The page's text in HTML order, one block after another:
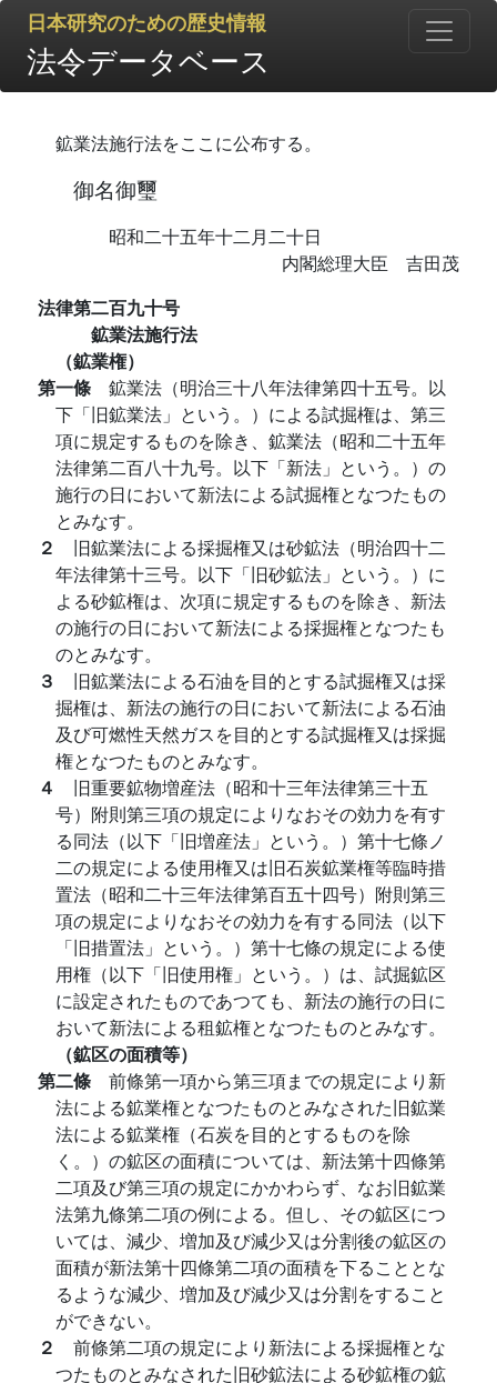
日本研究のための歴史情報
法令データベース
鉱業法施行法をここに公布する。
御名御璽
昭和二十五年十二月二十日
内閣総理大臣 吉田茂
法律第二百九十号
鉱業法施行法
（鉱業権）
第一條 鉱業法（明治三十八年法律第四十五号。以
下「旧鉱業法」という。）による試掘権は、第三
項に規定するものを除き、鉱業法（昭和二十五年
法律第二百八十九号。以下「新法」という。）の
施行の日において新法による試掘権となつたもの
とみなす。
２ 旧鉱業法による採掘権又は砂鉱法（明治四十二
年法律第十三号。以下「旧砂鉱法」という。）に
よる砂鉱権は、次項に規定するものを除き、新法
の施行の日において新法による採掘権となつたも
のとみなす。
３ 旧鉱業法による石油を目的とする試掘権又は採
掘権は、新法の施行の日において新法による石油
及び可燃性天然ガスを目的とする試掘権又は採掘
権となつたものとみなす。
４ 旧重要鉱物増産法（昭和十三年法律第三十五
号）附則第三項の規定によりなおその効力を有す
る同法（以下「旧増産法」という。）第十七條ノ
二の規定による使用権又は旧石炭鉱業権等臨時措
置法（昭和二十三年法律第百五十四号）附則第三
項の規定によりなおその効力を有する同法（以下
「旧措置法」という。）第十七條の規定による使
用権（以下「旧使用権」という。）は、試掘鉱区
に設定されたものであつても、新法の施行の日に
おいて新法による租鉱権となつたものとみなす。
（鉱区の面積等）
第二條 前條第一項から第三項までの規定により新
法による鉱業権となつたものとみなされた旧鉱業
法による鉱業権（石炭を目的とするものを除
く。）の鉱区の面積については、新法第十四條第
二項及び第三項の規定にかかわらず、なお旧鉱業
法第九條第二項の例による。但し、その鉱区につ
いては、減少、増加及び減少又は分割後の鉱区の
面積が新法第十四條第二項の面積を下ることとな
るような減少、増加及び減少又は分割をすること
ができない。
２ 前條第二項の規定により新法による採掘権とな
つたものとみなされた旧砂鉱法による砂鉱権の鉱